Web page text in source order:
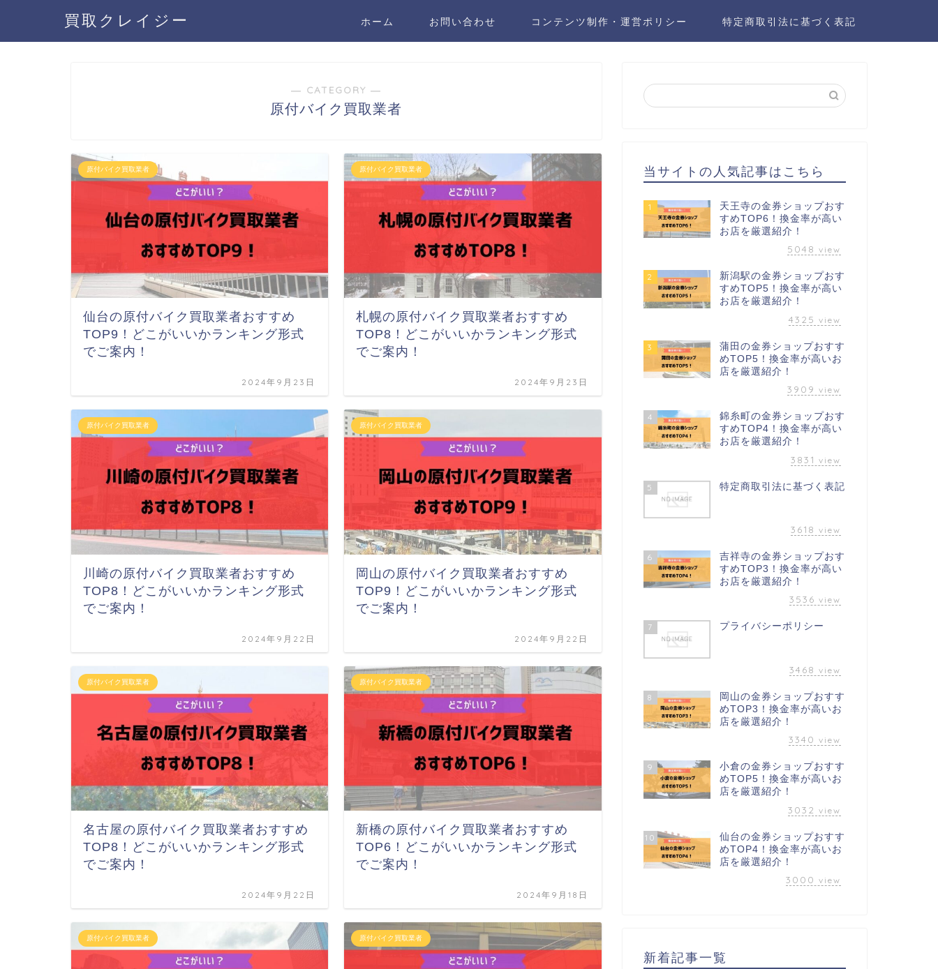
買取クレイジー ホーム お問い合わせ コンテンツ制作・運営ポリシー 特定商取引法に基づく表記
― CATEGORY ―
原付バイク買取業者
原付バイク買取業者
仙台の原付バイク買取業者おすすめ
TOP9！どこがいいかランキング形式
でご案内！
2024年9月23日
原付バイク買取業者
札幌の原付バイク買取業者おすすめ
TOP8！どこがいいかランキング形式
でご案内！
2024年9月23日
原付バイク買取業者
川崎の原付バイク買取業者おすすめ
TOP8！どこがいいかランキング形式
でご案内！
2024年9月22日
原付バイク買取業者
岡山の原付バイク買取業者おすすめ
TOP9！どこがいいかランキング形式
でご案内！
2024年9月22日
原付バイク買取業者
名古屋の原付バイク買取業者おすすめ
TOP8！どこがいいかランキング形式
でご案内！
2024年9月22日
原付バイク買取業者
新橋の原付バイク買取業者おすすめ
TOP6！どこがいいかランキング形式
でご案内！
2024年9月18日
原付バイク買取業者 原付バイク買取業者
当サイトの人気記事はこちら
1
天王寺の金券ショップおす
すめTOP6！換金率が高い
お店を厳選紹介！
5048 view
2
新潟駅の金券ショップおす
すめTOP5！換金率が高い
お店を厳選紹介！
4325 view
3
蒲田の金券ショップおすす
めTOP5！換金率が高いお
店を厳選紹介！
3909 view
4
錦糸町の金券ショップおす
すめTOP4！換金率が高い
お店を厳選紹介！
3831 view
5 特定商取引法に基づく表記
3618 view
6
吉祥寺の金券ショップおす
すめTOP3！換金率が高い
お店を厳選紹介！
3536 view
7 プライバシーポリシー
3468 view
8
岡山の金券ショップおすす
めTOP3！換金率が高いお
店を厳選紹介！
3340 view
9
小倉の金券ショップおすす
めTOP5！換金率が高いお
店を厳選紹介！
3032 view
10
仙台の金券ショップおすす
めTOP4！換金率が高いお
店を厳選紹介！
3000 view
新着記事一覧